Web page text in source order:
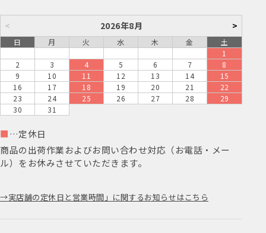
< 2026年8月 >
日 月 火 水 木 金
土
1
2
3 4 5 6 7
8
9
10 11 12 13 14
15
16
17 18 19 20 21
22
23
24 25 26 27 28
29
30
31
■ …定休日
商品の出荷作業およびお問い合わせ対応（お電話・メー
ル）をお休みさせていただきます。
実店舗の定休日と営業時間」に関するお知らせはこちら